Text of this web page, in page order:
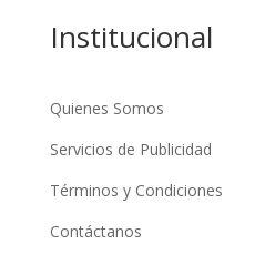
Institucional
Quienes Somos
Servicios de Publicidad
Términos y Condiciones
Contáctanos